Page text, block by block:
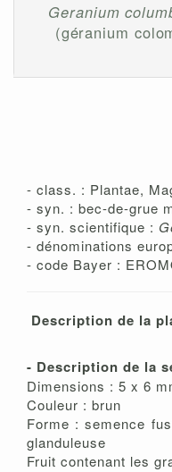
Geranium
(géranium
- class. : Plantae,
- syn. : bec-de-grue
- syn. scientifique :
- dénominations
- code Bayer :
Description de la
- Description de la
Dimensions : 5 x 6
Couleur : brun
Forme : semence
glanduleuse
Fruit contenant les